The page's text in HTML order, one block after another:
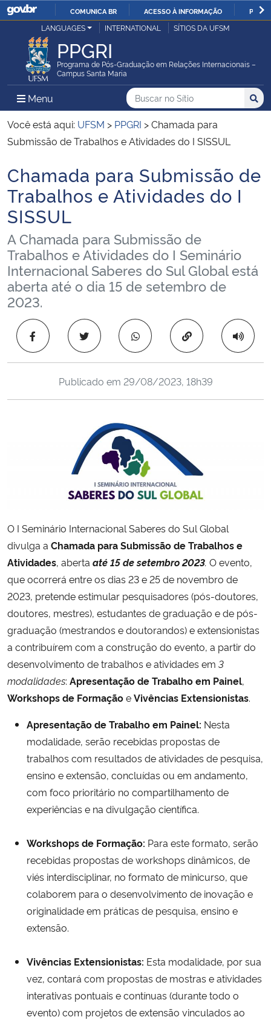
IR
O
COMUNICA BR ACESSO À INFORMAÇÃO
Ministério da Justiça e Segurança Pública
Ministério da Defesa
Ministério das Relações Exteriores
Ministério da Infraestrutura
Ministério da Agricultura, Pecuária e Abastecimento
Ministério da Educação
Ministério da Cidadania
Ministério de Minas e Energia
Ministério da Ciência, Tecnologia, Inovações e Comunicações
Ministério do Desenvolvimento Regional
Secretaria-Geral
Secretaria de Governo
Gabinete de Segurança Institucional
Advocacia-Geral da União
Banco Central do Brasil
Planalto
LANGUAGES INTERNATIONAL SÍTIOS DA UFSM
PPGRI
Programa de Pós-Graduação em Relações Internacionais –
Campus Santa Maria
Menu Menu Principal do Sítio
Busca
Buscar no no Sítio
Busca:
Você está aqui: UFSM > PPGRI >Chamada para
Submissão de Trabalhos e Atividades do I SISSUL
Início do conteúdo
Chamada para Submissão de
Trabalhos e Atividades do I
SISSUL
A Chamada para Submissão de
Trabalhos e Atividades do I Seminário
Internacional Saberes do Sul Global está
aberta até o dia 15 de setembro de
2023.
Copiar para área
Publicado em 29/08/2023, 18h39
O I Seminário Internacional Saberes do Sul Global
divulga a Chamada para Submissão de Trabalhos e
Atividades, aberta até 15 de setembro 2023. O evento,
que ocorrerá entre os dias 23 e 25 de novembro de
2023, pretende estimular pesquisadores (pós-doutores,
doutores, mestres), estudantes de graduação e de pós-
graduação (mestrandos e doutorandos) e extensionistas
a contribuírem com a construção do evento, a partir do
desenvolvimento de trabalhos e atividades em 3
modalidades: Apresentação de Trabalho em Painel,
Workshops de FormaçãoeVivências Extensionistas.
Apresentação de Trabalho em Painel: Nesta
modalidade, serão recebidas propostas de
trabalhos com resultados de atividades de pesquisa,
ensino e extensão, concluídas ou em andamento,
com foco prioritário no compartilhamento de
experiências e na divulgação científica.
Workshops de Formação: Para este formato, serão
recebidas propostas de workshops dinâmicos, de
viés interdisciplinar, no formato de minicurso, que
colaborem para o desenvolvimento de inovação e
originalidade em práticas de pesquisa, ensino e
extensão.
Vivências Extensionistas: Esta modalidade, por sua
vez, contará com propostas de mostras e atividades
interativas pontuais e contínuas (durante todo o
evento) com projetos de extensão vinculados ao